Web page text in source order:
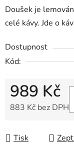
Doušek je
celé kávy. Jde o
Dostupnost
Kód:
989 Kč
883 Kč bez DPH
Tisk